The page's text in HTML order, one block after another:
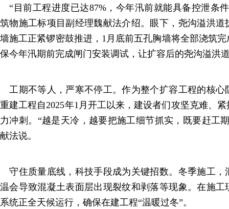
“目前工程进度已达87%，今年汛前就能具备控泄条
筑物施工标项目副经理魏献法介绍。眼下，尧沟溢洪
墙施工正紧锣密鼓推进，1月底前五孔胸墙将全部浇筑
保今年汛期前完成闸门安装调试，让扩容后的尧沟溢洪
工期不等人，严寒不停工。作为整个扩容工程的核心
重建工程自2025年1月开工以来，建设者们攻坚克难、
力冲刺。“越是天冷，越要把施工细节抓实，既要赶工
献法说。
守住质量底线，科技手段成为关键招数。冬季施工，
温会导致混凝土表面层出现裂纹和剥落等现象。在施
系统正全天候运行，确保在建工程“温暖过冬”。